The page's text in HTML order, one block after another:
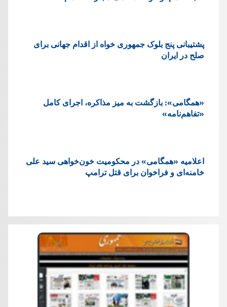
پشتيبانی پنج بلوک جمهوری خواه از اقدام جهانی برای
صلح در ایران
«همگامی»: بازگشت به میز مذاکره، اجرای کامل
«تفاهم‌نامه»
اعلامیه «همگامی» در محکومیت خون‌خواهی سید علی
خامنه‌ای و فراخوان برای قتل ترامپ